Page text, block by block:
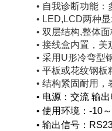
• 自我诊断功能：
• LED,LCD两种
• 双层结构,整体
• 接线盒内置，美
• 采用U形冷弯型
• 平板或花纹钢板
• 结构紧固耐用
• 电源：交流 输
• 使用环境：-10
• 输出信号：